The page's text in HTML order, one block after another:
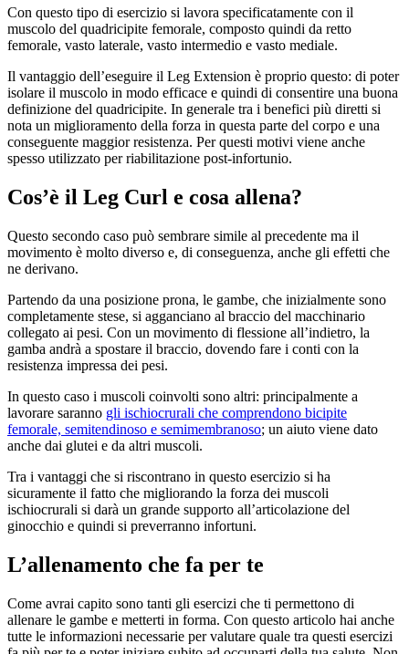
Con questo tipo di esercizio si lavora specificatamente con il
muscolo del quadricipite femorale, composto quindi da retto
femorale, vasto laterale, vasto intermedio e vasto mediale.
Il vantaggio dell’eseguire il Leg Extension è proprio questo: di poter
isolare il muscolo in modo efficace e quindi di consentire una buona
definizione del quadricipite. In generale tra i benefici più diretti si
nota un miglioramento della forza in questa parte del corpo e una
conseguente maggior resistenza. Per questi motivi viene anche
spesso utilizzato per riabilitazione post-infortunio.
Cos’è il Leg Curl e cosa allena?
Questo secondo caso può sembrare simile al precedente ma il
movimento è molto diverso e, di conseguenza, anche gli effetti che
ne derivano.
Partendo da una posizione prona, le gambe, che inizialmente sono
completamente stese, si agganciano al braccio del macchinario
collegato ai pesi. Con un movimento di flessione all’indietro, la
gamba andrà a spostare il braccio, dovendo fare i conti con la
resistenza impressa dei pesi.
In questo caso i muscoli coinvolti sono altri: principalmente a
lavorare saranno gli ischiocrurali che comprendono bicipite
femorale, semitendinoso e semimembranoso; un aiuto viene dato
anche dai glutei e da altri muscoli.
Tra i vantaggi che si riscontrano in questo esercizio si ha
sicuramente il fatto che migliorando la forza dei muscoli
ischiocrurali si darà un grande supporto all’articolazione del
ginocchio e quindi si preverranno infortuni.
L’allenamento che fa per te
Come avrai capito sono tanti gli esercizi che ti permettono di
allenare le gambe e metterti in forma. Con questo articolo hai anche
tutte le informazioni necessarie per valutare quale tra questi esercizi